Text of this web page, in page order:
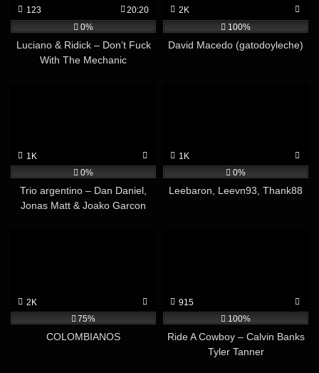
123
20:20
0%
Luciano & Ridick – Don’t Fuck
With The Mechanic
2K
100%
David Macedo (gatodoyleche)
1K
0%
Trio argentino – Dan Daniel,
Jonas Matt & Joako Garcon
1K
0%
Leebaron, Leevn93, Thank88
2K
75%
COLOMBIANOS
915
100%
Ride A Cowboy – Calvin Banks
Tyler Tanner